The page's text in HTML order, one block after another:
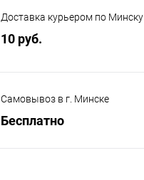
Доставка курьером по Минску
10 руб.
Самовывоз в г. Минске
Бесплатно